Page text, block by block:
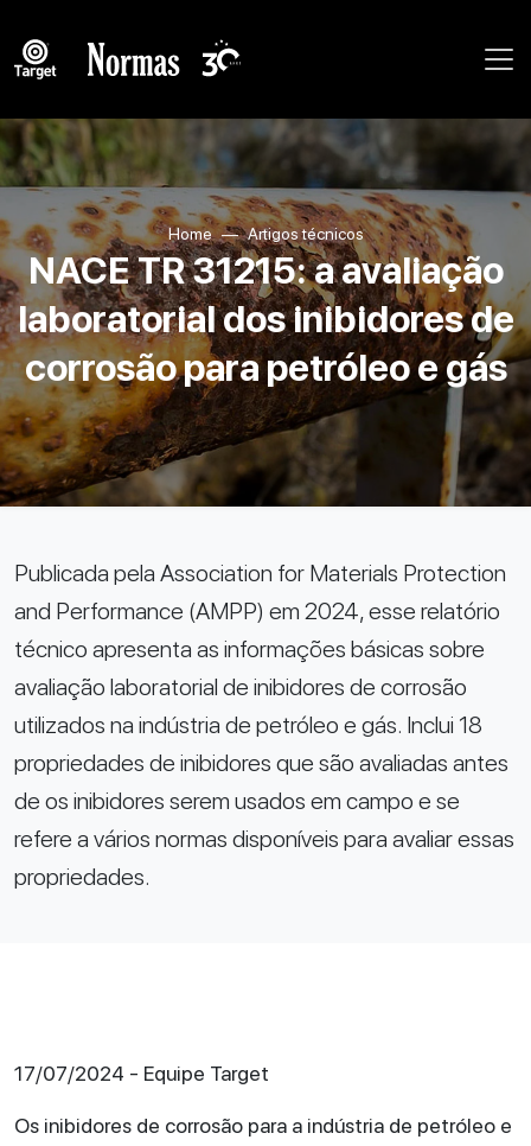
Home Artigos técnicos
NACE TR 31215: a avaliação
laboratorial dos inibidores de
corrosão para petróleo e gás
Publicada pela Association for Materials Protection
and Performance (AMPP) em 2024, esse relatório
técnico apresenta as informações básicas sobre
avaliação laboratorial de inibidores de corrosão
utilizados na indústria de petróleo e gás. Inclui 18
propriedades de inibidores que são avaliadas antes
de os inibidores serem usados em campo e se
refere a vários normas disponíveis para avaliar essas
propriedades.
17/07/2024 - Equipe Target
Os inibidores de corrosão para a indústria de petróleo e